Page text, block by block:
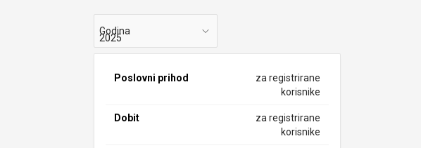
Godina
Poslovni prihod
za registrirane
korisnike
Dobit
za registrirane
korisnike